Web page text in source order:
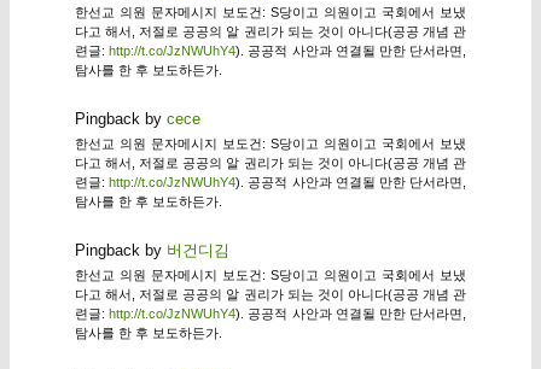
한선교 의원 문자메시지 보도건: S당이고 의원이고 국회에서 보냈
다고 해서, 저절로 공공의 알 권리가 되는 것이 아니다(공공 개념 관
련글:http://t.co/JzNWUhY4). 공공적 사안과 연결될 만한 단서라면,
탐사를 한 후 보도하든가.
Pingback by cece
한선교 의원 문자메시지 보도건: S당이고 의원이고 국회에서 보냈
다고 해서, 저절로 공공의 알 권리가 되는 것이 아니다(공공 개념 관
련글:http://t.co/JzNWUhY4). 공공적 사안과 연결될 만한 단서라면,
탐사를 한 후 보도하든가.
Pingback by 버건디김
한선교 의원 문자메시지 보도건: S당이고 의원이고 국회에서 보냈
다고 해서, 저절로 공공의 알 권리가 되는 것이 아니다(공공 개념 관
련글:http://t.co/JzNWUhY4). 공공적 사안과 연결될 만한 단서라면,
탐사를 한 후 보도하든가.